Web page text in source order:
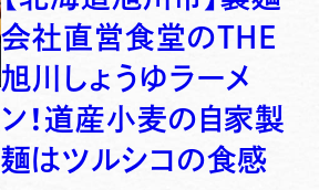
会社直営食堂のTHE
旭川しょうゆラーメ
ン！道産小麦の自家製
麺はツルシコの食感